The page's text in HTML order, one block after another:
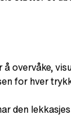
overvåke,
for hver
den